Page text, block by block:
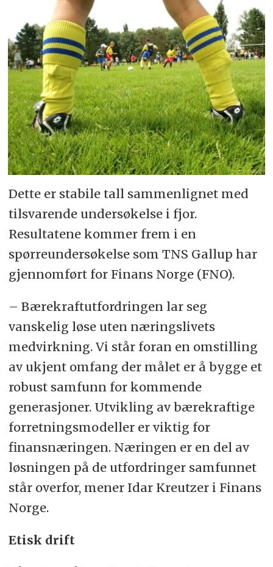
Dette er stabile tall sammenlignet med
tilsvarende undersøkelse i fjor.
Resultatene kommer frem i en
spørreundersøkelse som TNS Gallup har
gjennomført for Finans Norge (FNO).
– Bærekraftutfordringen lar seg
vanskelig løse uten næringslivets
medvirkning. Vi står foran en omstilling
av ukjent omfang der målet er å bygge et
robust samfunn for kommende
generasjoner. Utvikling av bærekraftige
forretningsmodeller er viktig for
finansnæringen. Næringen er en del av
løsningen på de utfordringer samfunnet
står overfor, mener Idar Kreutzer i Finans
Norge.
Etisk drift